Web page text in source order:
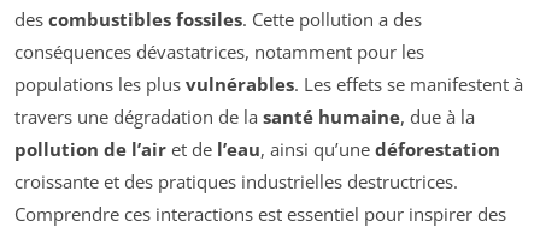
des combustibles fossiles. Cette pollution a des
conséquences dévastatrices, notamment pour les
populations les plus vulnérables. Les effets se manifestent à
travers une dégradation de la santé humaine, due à la
pollution de l’air et de l’eau, ainsi qu’une déforestation
croissante et des pratiques industrielles destructrices.
Comprendre ces interactions est essentiel pour inspirer des